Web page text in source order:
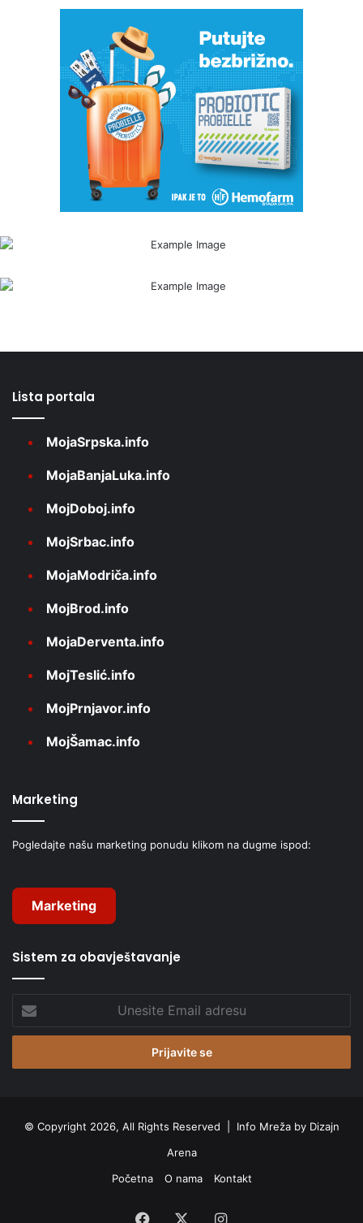
Lista portala
MojaSrpska.info
MojaBanjaLuka.info
MojDoboj.info
MojSrbac.info
MojaModriča.info
MojBrod.info
MojaDerventa.info
MojTeslić.info
MojPrnjavor.info
MojŠamac.info
Marketing
Pogledajte našu marketing ponudu klikom na dugme ispod:
Marketing
Sistem za obavještavanje
Email
adresu
© Copyright 2026, All Rights Reserved | Info Mreža by Dizajn
Arena
Početna
O nama Kontakt
Facebook Instagram